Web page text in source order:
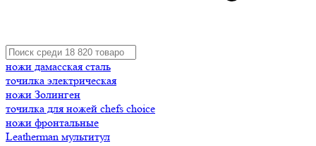
ножи дамасская сталь
точилка электрическая
ножи Золинген
точилка для ножей chefs choice
ножи фронтальные
Leatherman мультитул